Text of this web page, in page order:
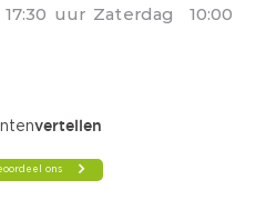
uur Zaterdag 10:00